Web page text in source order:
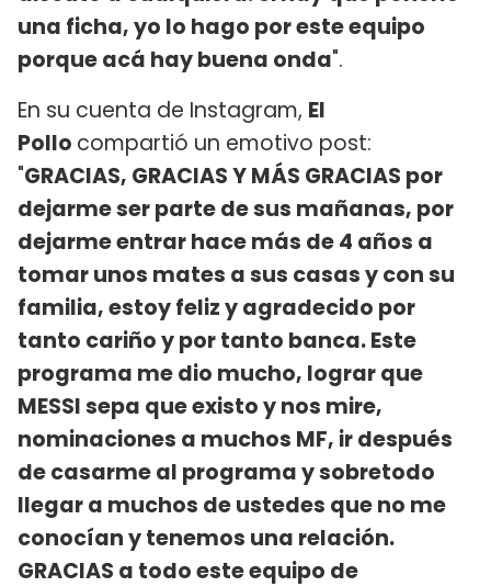
una ficha, yo lo hago por este equipo
porque acá hay buena onda".
En su cuenta de Instagram, El
Pollo compartió un emotivo post:
"GRACIAS, GRACIAS Y MÁS GRACIAS por
dejarme ser parte de sus mañanas, por
dejarme entrar hace más de 4 años a
tomar unos mates a sus casas y con su
familia, estoy feliz y agradecido por
tanto cariño y por tanto banca. Este
programa me dio mucho, lograr que
MESSI sepa que existo y nos mire,
nominaciones a muchos MF, ir después
de casarme al programa y sobretodo
llegar a muchos de ustedes que no me
conocían y tenemos una relación.
GRACIAS a todo este equipo de